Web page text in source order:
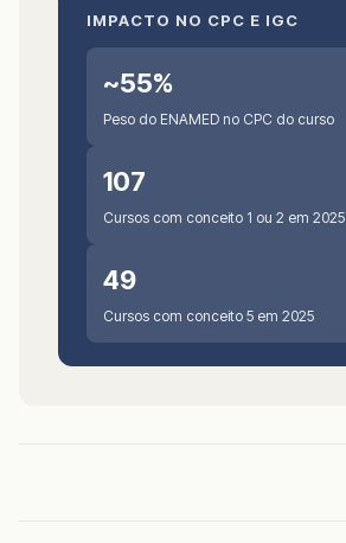
IMPACTO NO CPC E IGC
~55%
Peso do ENAMED no CPC do curso
107
Cursos com conceito 1 ou 2 em 2025
49
Cursos com conceito 5 em 2025